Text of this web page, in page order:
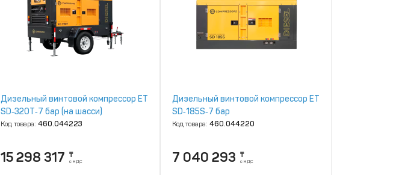
Дизельный винтовой компрессор ET
SD‑320T‑7 бар (на шасси)
Код товара: 460.044223
15 298 317 ₸
с НДС
Дизельный винтовой компрессор ET
SD‑185S‑7 бар
Код товара: 460.044220
7 040 293 ₸
с НДС